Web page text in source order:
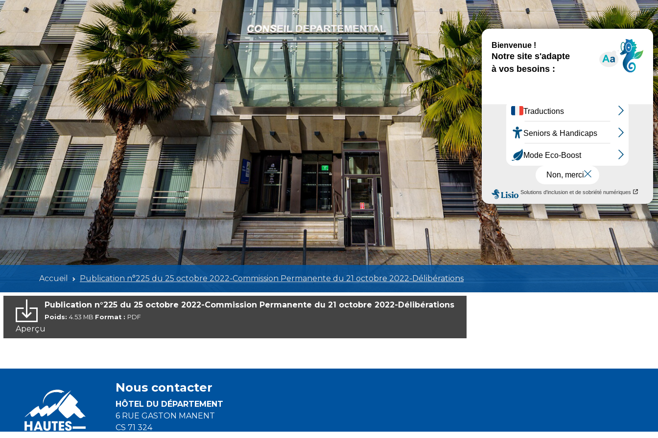
Accueil Publication n°225 du 25 octobre 2022-Commission Permanente du 21 octobre 2022-Délibérations
Publication n°225 du 25 octobre 2022-Commission Permanente du 21 octobre 2022-Délibérations
Poids: 4.53 MB Format : PDF
Aperçu
Nous contacter
HÔTEL DU DÉPARTEMENT
6 RUE GASTON MANENT
CS 71 324